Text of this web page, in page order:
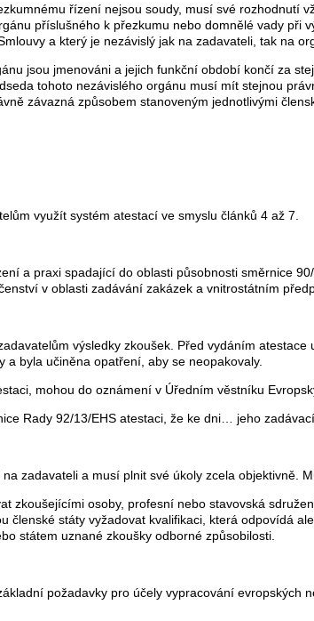
řízení nejsou soudy, musí své
příslušného k přezkumu nebo domnělé vady
a který je nezávislý jak na zadavateli, tak na
jsou jmenováni a jejich funkční období končí za
tohoto nezávislého orgánu musí mít stejnou
závazná způsobem stanoveným jednotlivými
využít systém atestací ve smyslu článků 4 až 7.
a praxi spadající do oblasti působnosti směrnice
v oblasti zadávání zakázek a vnitrostátním
výsledky zkoušek. Před vydáním
a byla učiněna opatření, aby se neopakovaly.
mohou do oznámení v Úředním věstníku
Rady 92/13/EHS atestaci, že ke dni… jeho
zadavateli a musí plnit své úkoly zcela objektivně.
zkoušejícími osoby, profesní nebo stavovská
členské státy vyžadovat kvalifikaci, která odpovídá
státem uznané zkoušky odborné způsobilosti.
požadavky pro účely vypracování evropských